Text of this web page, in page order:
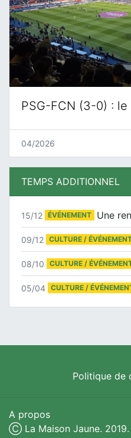
PSG-FCN (3-0) : le
04/2026
TEMPS ADDITIONNEL
15/12 ÉVÉNEMENT
09/12 CULTURE /
08/10 CULTURE /
05/04 CULTURE /
Politique de
A propos
Ⓒ La Maison Jaune. 2019.